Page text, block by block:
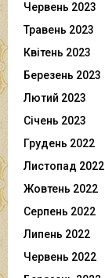
Червень 2023
Травень 2023
Квітень 2023
Березень 2023
Лютий 2023
Січень 2023
Грудень 2022
Листопад 2022
Жовтень 2022
Серпень 2022
Липень 2022
Червень 2022